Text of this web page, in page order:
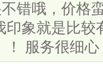
错哦，价格
印象就是比较
！ 服务很细